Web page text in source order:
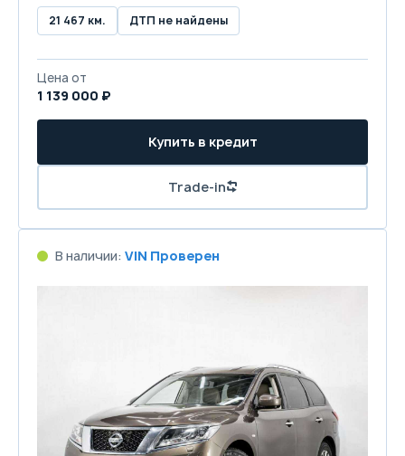
21 467 км. ДТП не найдены
Цена от
1 139 000 ₽
Купить в кредит
Trade-in
В наличии: VIN Проверен